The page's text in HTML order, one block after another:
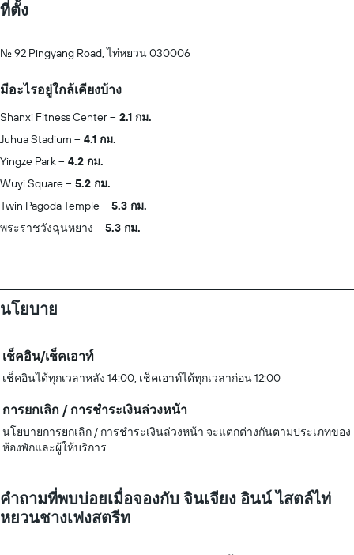
ที่ตั้ง
No. 92 Pingyang Road, ไท่หยวน 030006
มีอะไรอยู่ใกล้เคียงบ้าง
Shanxi Fitness Center
2.1 กม.
Juhua Stadium
4.1 กม.
Yingze Park
4.2 กม.
Wuyi Square
5.2 กม.
Twin Pagoda Temple
5.3 กม.
พระราชวังฉุนหยาง
5.3 กม.
นโยบาย
เช็คอิน/เช็คเอาท์
เช็คอินได้ทุกเวลาหลัง 14:00, เช็คเอาท์ได้ทุกเวลาก่อน 12:00
การยกเลิก / การชำระเงินล่วงหน้า
นโยบายการยกเลิก / การชำระเงินล่วงหน้า จะแตกต่างกันตามประเภทของ
ห้องพักและผู้ให้บริการ
คำถามที่พบบ่อยเมื่อจองกับ จินเจียง อินน์ ไสตล์ไท่
หยวนชางเฟงสตรีท